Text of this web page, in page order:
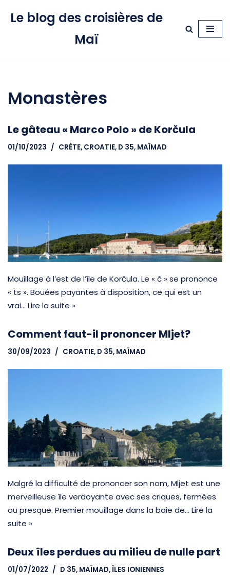
Le blog des croisières de
Maï
Monastères
Le gâteau « Marco Polo » de Korčula
01/10/2023 CRÈTE, CROATIE, D 35, MAÏMAD
Mouillage à l’est de l’île de Korčula. Le « č » se prononce
« ts ». Bouées payantes à disposition, ce qui est un
vrai… Lire la suite »
Comment faut-il prononcer Mljet?
30/09/2023 CROATIE, D 35, MAÏMAD
Malgré la difficulté de prononcer son nom, Mljet est une
merveilleuse île verdoyante avec ses criques, fermées
ou presque. Premier mouillage dans la baie de… Lire la
suite »
Deux îles perdues au milieu de nulle part
01/07/2022 D 35, MAÏMAD,ÎLES IONIENNES